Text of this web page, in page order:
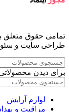
تمامی حقوق متعلق
طراحی سایت و
برای دیدن
لوازم آرایش
مراقبت و